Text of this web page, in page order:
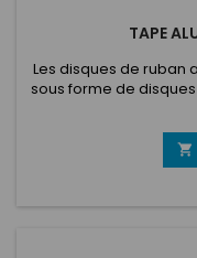
TAPE
Les disques de ruban
sous forme de
diamètre sur un
support autocollant
peuvent être
directement sur
